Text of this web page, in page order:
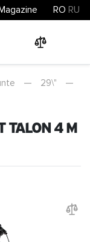
RO RU
— 29\"
—
Talon 4 M